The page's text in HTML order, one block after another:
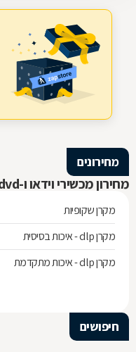
מחירונים
מחירון מכשירי וידאו ו-dvd
מקרן שקופיות
מקרן dlp - איכות בסיסית
מקרן dlp - איכות מתקדמת
חיפושים